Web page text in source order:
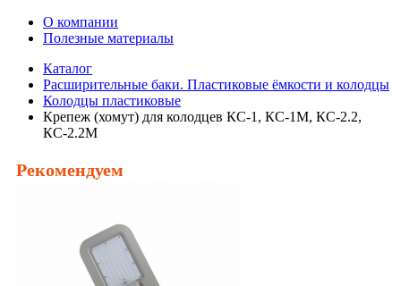
О компании
Полезные материалы
Каталог
Расширительные баки. Пластиковые ёмкости и колодцы
Колодцы пластиковые
Крепеж (хомут) для колодцев КС-1, КС-1М, КС-2.2,
КС-2.2М
Рекомендуем